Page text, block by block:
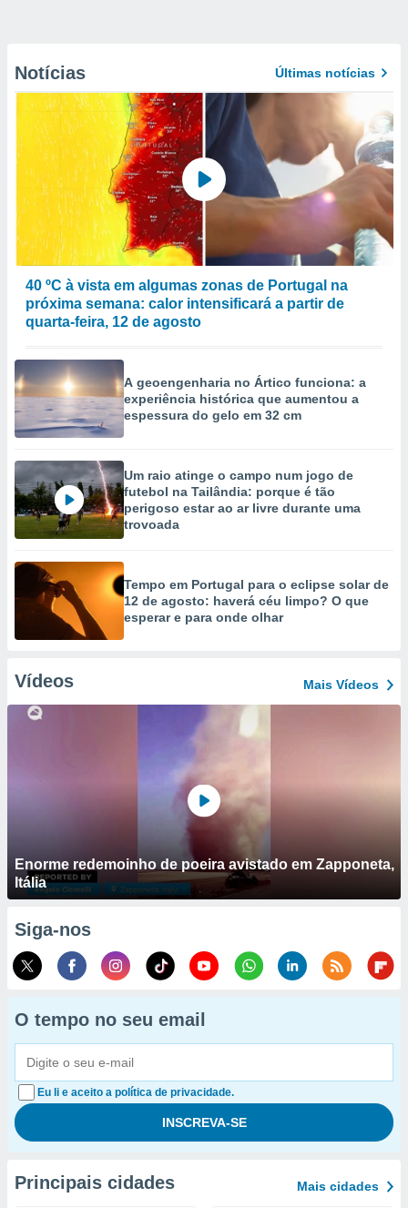
Notícias Últimas notícias
40 ºC à vista em algumas zonas de Portugal na
próxima semana: calor intensificará a partir de
quarta-feira, 12 de agosto
A geoengenharia no Ártico funciona: a
experiência histórica que aumentou a
espessura do gelo em 32 cm
Um raio atinge o campo num jogo de
futebol na Tailândia: porque é tão
perigoso estar ao ar livre durante uma
trovoada
Tempo em Portugal para o eclipse solar de
12 de agosto: haverá céu limpo? O que
esperar e para onde olhar
Vídeos Mais Vídeos
Enorme redemoinho de poeira avistado em Zapponeta,
Itália
Siga-nos
O tempo no seu email
Eu li e aceito a política de privacidade.
Principais cidades Mais cidades